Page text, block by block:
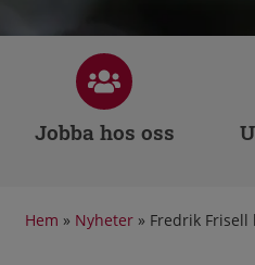
Jobba hos oss
Hem » Nyheter » Fredrik